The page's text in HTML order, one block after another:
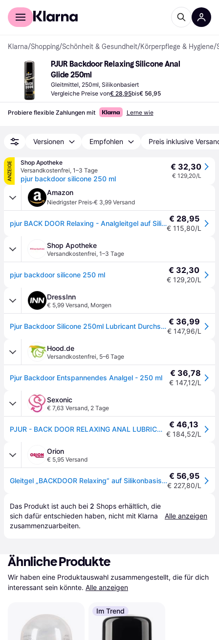
Für Shopper
Klarna/Shopping/Schönheit & Gesundheit/Körperpflege & Hygiene/
PJUR Backdoor Relaxing Silicone Anal
Glide 250ml
Gleitmittel, 250ml, Silikonbasiert
Vergleiche Preise von€ 28,95bis€ 56,95
Probiere flexible Zahlungen mit Lerne wie
Versionen Empfohlen Preis inklusive
ANZEIGE
Shop Apotheke
Versandkostenfrei, 1–3 Tage
pjur backdoor silicone 250 ml
€ 32,30
€ 129,20/L
Amazon
Niedrigster Preis·€ 3,99 Versand
pjur BACK DOOR Relaxing - Analgleitgel auf Silikonbasis - für intensiven Analsex - extra lange gleitfähig (250ml) € 28,95
€ 115,80/L
Shop Apotheke
Versandkostenfrei, 1–3 Tage
pjur backdoor silicone 250 ml € 32,30
€ 129,20/L
DressInn
€ 5,99 Versand, Morgen
Pjur Backdoor Silicone 250ml Lubricant Durchsichtig € 36,99
€ 147,96/L
Hood.de
Versandkostenfrei, 5–6 Tage
Pjur Backdoor Entspannendes Analgel - 250 ml € 36,78
€ 147,12/L
Sexonic
€ 7,63 Versand, 2 Tage
PJUR - BACK DOOR RELAXING ANAL LUBRICANT JOJOBA 250 ML € 46,13
€ 184,52/L
Orion
€ 5,95 Versand
Gleitgel „BACKDOOR Relaxing“ auf Silikonbasis - transparent € 56,95
€ 227,80/L
Das Produkt ist auch bei 2 Shops erhältlich, die
sich dafür entschieden haben, nicht mit Klarna
zusammenzuarbeiten.
Alle anzeigen
Ähnliche Produkte
Wir haben eine Produktauswahl zusammengestellt, die für dich
interessant sein könnte. Alle anzeigen
Im Trend